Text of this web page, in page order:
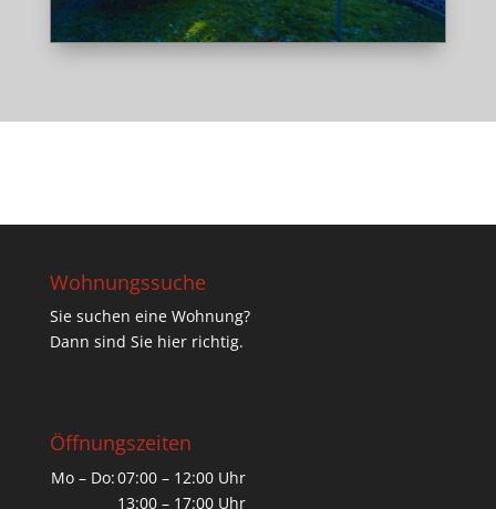
Wohnungssuche
Sie suchen eine Wohnung?
Dann sind Sie hier richtig.
Öffnungszeiten
Mo – Do:07:00 – 12:00 Uhr
13:00 – 17:00 Uhr